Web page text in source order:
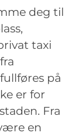
deg til
taxi
på
er for
Fra
en